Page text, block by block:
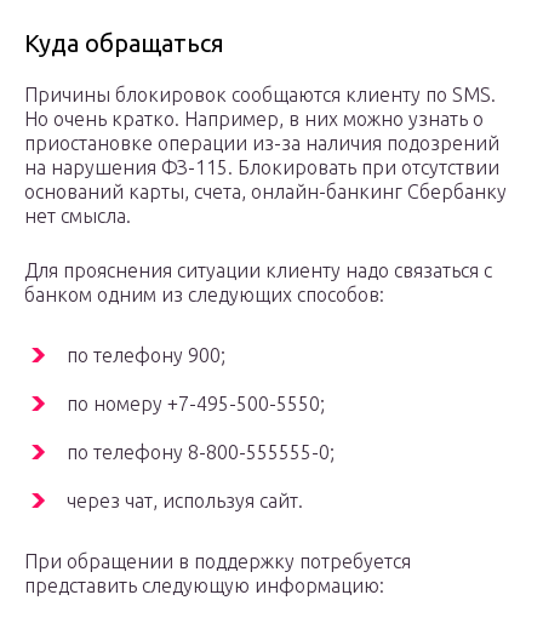
Куда обращаться
Причины блокировок сообщаются клиенту по SMS.
Но очень кратко. Например, в них можно узнать о
приостановке операции из-за наличия подозрений
на нарушения ФЗ-115. Блокировать при отсутствии
оснований карты, счета, онлайн-банкинг Сбербанку
нет смысла.
Для прояснения ситуации клиенту надо связаться с
банком одним из следующих способов:
по телефону 900;
по номеру +7-495-500-5550;
по телефону 8-800-555555-0;
через чат, используя сайт.
При обращении в поддержку потребуется
представить следующую информацию: